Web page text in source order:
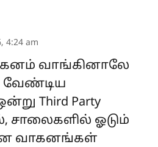
4:24 am
வாங்கினாலே
வேண்டிய
Third Party
சாலைகளில் ஓடும்
வாகனங்கள்